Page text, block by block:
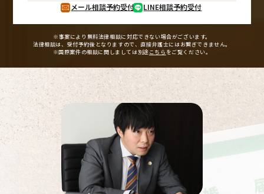
メール相談予約受付 LINE相談予約受付
※事案により無料法律相談に対応できない場合がございます。
法律相談は、受付予約後となりますので、 直接弁護士にはお繋ぎできません。
※国際案件の相談に関しましては別途こちら をご覧ください。